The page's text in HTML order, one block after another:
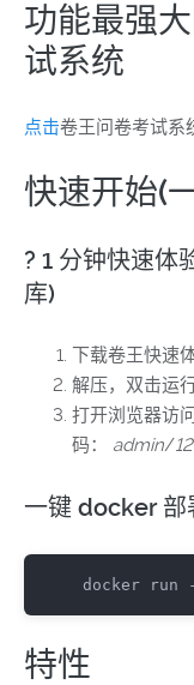
功能最强
试系统
点击卷王问卷考试系
快速开始(
? 1 分钟快速体
库)
下载卷王快速
解压，双击运
打开浏览器访问
码： admin/
一键 docker 部
docker run
特性